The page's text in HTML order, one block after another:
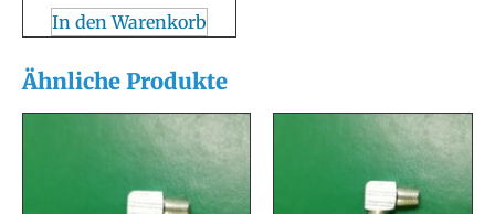
In den Warenkorb
Ähnliche Produkte